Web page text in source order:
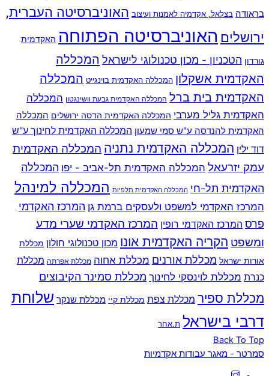
בראודה בצלאל, אקדמיה לאמנות ועיצוב האוניברסיטה העברית,
ירושלים האוניברסיטה הפתוחה האקדמית
גורדון הטכניון - מכון טכנולוגי לישראל המכללה
האקדמית אשקלון המכללה האקדמית בוינגייט המכללה
האקדמית בית ברל המכללה האקדמית גבעת וושינגטון המכללה
האקדמית גליל מערבי המכללה האקדמית הדסה ירושלים המכללה
האקדמית להנדסה ע"ש סמי שמעון המכללה האקדמית לחינוך ע"ש
דוד ילין המכללה האקדמית נתניה המכללה האקדמית
עמק יזרעאל המכללה האקדמית תל-אביב - יפו המכללה
האקדמית תל-חי המכללה האקדמית תלפיות המכללה למינהל
המרכז האקדמי למשפט ולעסקים ברמת גן המרכז האקדמי
פרס המרכז האקדמי רופין המרכז האקדמי שערי מדע
ומשפט הקריה האקדמית אונו מכון טכנולוגי חולון מכללת
אורות ישראל מכללת אורנים מכללת אחוה מכללת אפרתה מכללת
כנרת מכללת לוינסקי לחינוך מכללת סמינר הקיבוצים
מכללת ספיר מכללת צפת מכללת קיי מכללת שנקר שלוחת
דרבי בישראל ת.אחר
Back To Top
סמרטר - מאגר עבודות אקדמיות